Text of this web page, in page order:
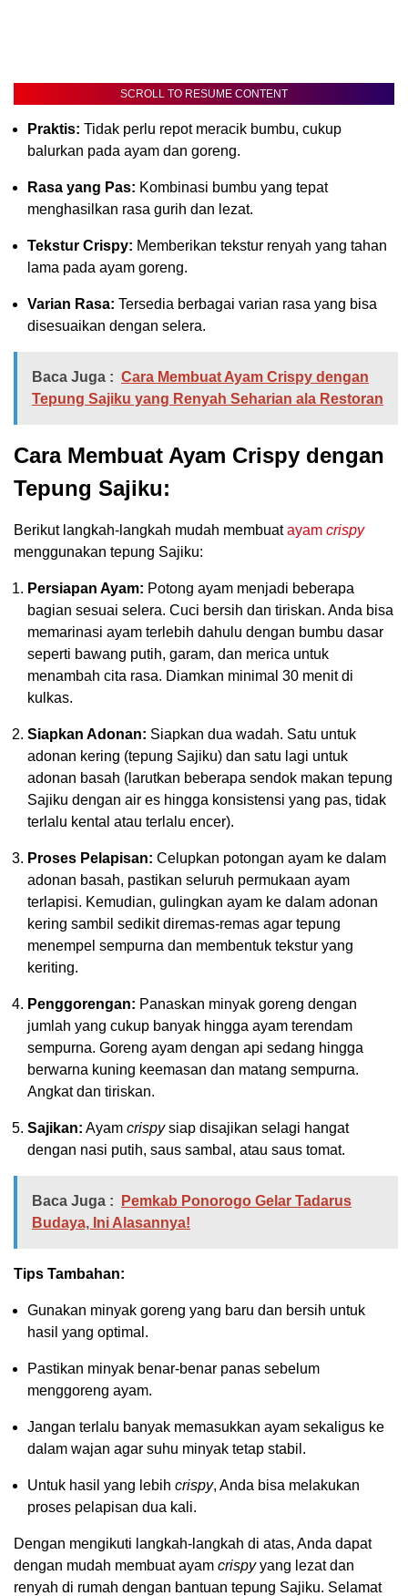
SCROLL TO RESUME CONTENT
Praktis: Tidak perlu repot meracik bumbu, cukup
balurkan pada ayam dan goreng.
Rasa yang Pas: Kombinasi bumbu yang tepat
menghasilkan rasa gurih dan lezat.
Tekstur Crispy: Memberikan tekstur renyah yang tahan
lama pada ayam goreng.
Varian Rasa: Tersedia berbagai varian rasa yang bisa
disesuaikan dengan selera.
Baca Juga : Cara Membuat Ayam Crispy dengan
Tepung Sajiku yang Renyah Seharian ala Restoran
Cara Membuat Ayam Crispy dengan
Tepung Sajiku:
Berikut langkah-langkah mudah membuatayam crispy
menggunakan tepung Sajiku:
Persiapan Ayam: Potong ayam menjadi beberapa
bagian sesuai selera. Cuci bersih dan tiriskan. Anda bisa
memarinasi ayam terlebih dahulu dengan bumbu dasar
seperti bawang putih, garam, dan merica untuk
menambah cita rasa. Diamkan minimal 30 menit di
kulkas.
Siapkan Adonan: Siapkan dua wadah. Satu untuk
adonan kering (tepung Sajiku) dan satu lagi untuk
adonan basah (larutkan beberapa sendok makan tepung
Sajiku dengan air es hingga konsistensi yang pas, tidak
terlalu kental atau terlalu encer).
Proses Pelapisan: Celupkan potongan ayam ke dalam
adonan basah, pastikan seluruh permukaan ayam
terlapisi. Kemudian, gulingkan ayam ke dalam adonan
kering sambil sedikit diremas-remas agar tepung
menempel sempurna dan membentuk tekstur yang
keriting.
Penggorengan: Panaskan minyak goreng dengan
jumlah yang cukup banyak hingga ayam terendam
sempurna. Goreng ayam dengan api sedang hingga
berwarna kuning keemasan dan matang sempurna.
Angkat dan tiriskan.
Sajikan: Ayam crispysiap disajikan selagi hangat
dengan nasi putih, saus sambal, atau saus tomat.
Baca Juga :
Pemkab Ponorogo Gelar Tadarus
Budaya, Ini Alasannya!
Tips Tambahan:
Gunakan minyak goreng yang baru dan bersih untuk
hasil yang optimal.
Pastikan minyak benar-benar panas sebelum
menggoreng ayam.
Jangan terlalu banyak memasukkan ayam sekaligus ke
dalam wajan agar suhu minyak tetap stabil.
Untuk hasil yang lebih crispy, Anda bisa melakukan
proses pelapisan dua kali.
Dengan mengikuti langkah-langkah di atas, Anda dapat
dengan mudah membuat ayam crispyyang lezat dan
renyah di rumah dengan bantuan tepung Sajiku. Selamat